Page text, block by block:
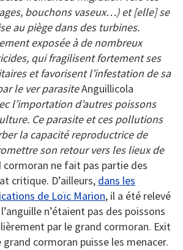
bouchons vaseux…) et [elle] se
au piège dans des turbines.
exposée à de nombreux
qui fragilisent fortement ses
et favorisent l’infestation de sa
le ver parasiteAnguillicola
l’importation d’autres poissons
Ce parasite et ces pollutions
la capacité reproductrice de
son retour vers les lieux de
cormoran ne fait pas partie des
critique. D’ailleurs, dans les
de Loïc Marion, il a été relevé
n’étaient pas des poissons
par le grand cormoran. Exit
grand cormoran puisse les menacer.